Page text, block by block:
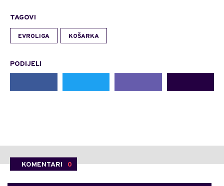
TAGOVI
EVROLIGA KOŠARKA
PODIJELI
KOMENTARI 0